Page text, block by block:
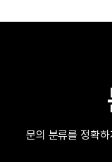
문의 분류를 정확